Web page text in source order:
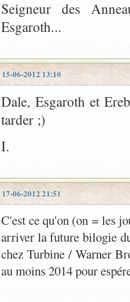
Seigneur des
Esgaroth...
15-06-2012 13:10
Dale, Esgaroth et
tarder ;)
I.
17-06-2012 21:51
C'est ce qu'on (on = les
arriver la future bilogie
chez Turbine / Warner
au moins 2014 pour